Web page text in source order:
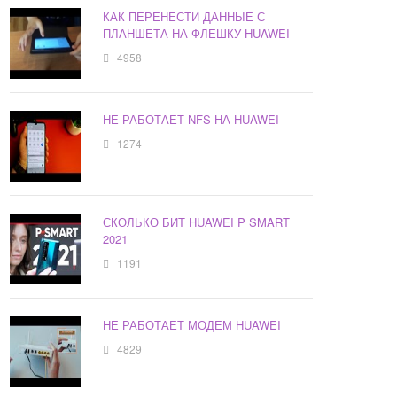
КАК ПЕРЕНЕСТИ ДАННЫЕ С
ПЛАНШЕТА НА ФЛЕШКУ HUAWEI
4958
НЕ РАБОТАЕТ NFS НА HUAWEI
1274
СКОЛЬКО БИТ HUAWEI P SMART
2021
1191
НЕ РАБОТАЕТ МОДЕМ HUAWEI
4829